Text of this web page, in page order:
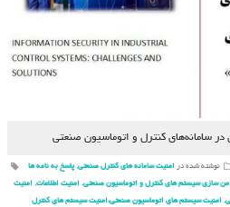
سامانه‌های کنترل و اتوماسیون صنعتی
نوشته شده در امنیت سامانه های کنترل صنعتی,پاسخ به نامه ها
امن سازی سیستم های کنترل و اتوماسیون صنعتی, امنیت اطلاعات, امنیت
, امنیت سیستم های اتوماسیون صنعتی،امنیت سیستم های کنترل